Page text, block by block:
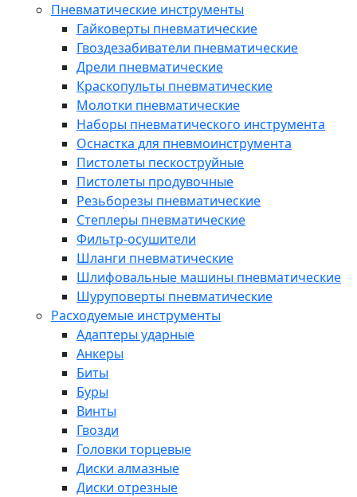
Пневматические инструменты
Гайковерты пневматические
Гвоздезабиватели пневматические
Дрели пневматические
Краскопульты пневматические
Молотки пневматические
Наборы пневматического инструмента
Оснастка для пневмоинструмента
Пистолеты пескоструйные
Пистолеты продувочные
Резьборезы пневматические
Степлеры пневматические
Фильтр-осушители
Шланги пневматические
Шлифовальные машины пневматические
Шуруповерты пневматические
Расходуемые инструменты
Адаптеры ударные
Анкеры
Биты
Буры
Винты
Гвозди
Головки торцевые
Диски алмазные
Диски отрезные